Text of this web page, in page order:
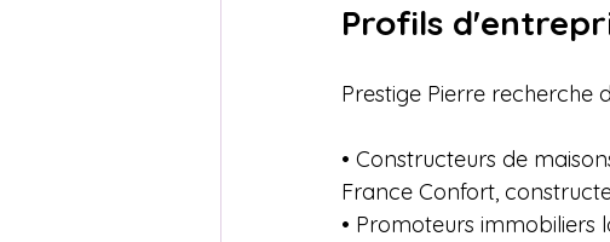
Profils
Prestige Pierre recherche
• Constructeurs de
France Confort,
• Promoteurs immobiliers